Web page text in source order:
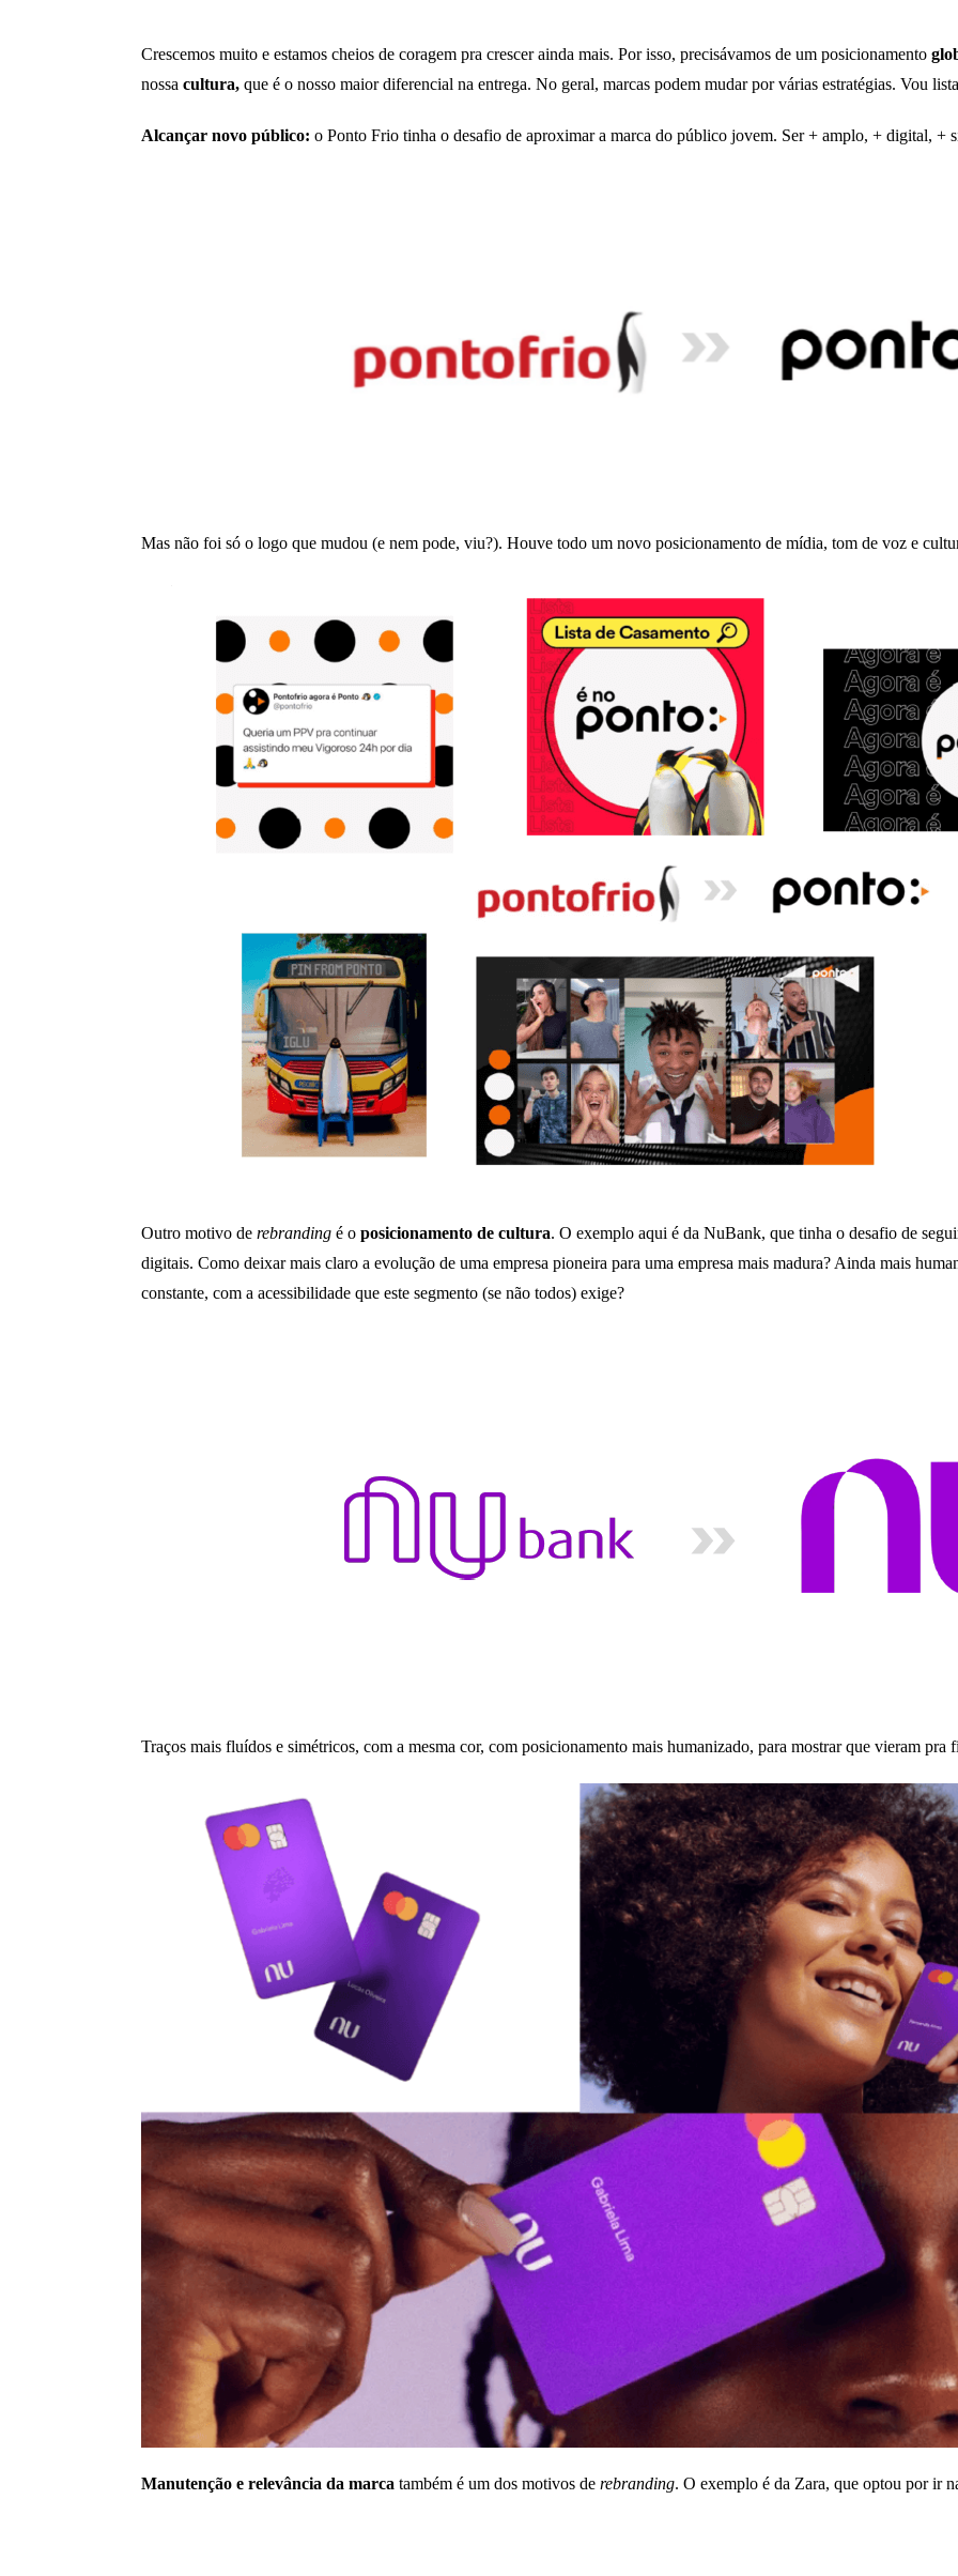
Crescemos muito e estamos cheios de coragem pra crescer ainda mais. Por isso, precisávamos de um posicionamento
nossa cultura, que é o nosso maior diferencial na entrega. No geral, marcas podem mudar por várias estratégias. Vou
Alcançar novo público: o Ponto Frio tinha o desafio de aproximar a marca do público jovem. Ser + amplo, + digital, +
Mas não foi só o logo que mudou (e nem pode, viu?). Houve todo um novo posicionamento de mídia, tom de voz e
Outro motivo de rebranding é o posicionamento de cultura. O exemplo aqui é da NuBank, que tinha o desafio de
digitais. Como deixar mais claro a evolução de uma empresa pioneira para uma empresa mais madura? Ainda mais
constante, com a acessibilidade que este segmento (se não todos) exige?
Traços mais fluídos e simétricos, com a mesma cor, com posicionamento mais humanizado, para mostrar que vieram pra
Manutenção e relevância da marca também é um dos motivos de rebranding. O exemplo é da Zara, que optou por ir